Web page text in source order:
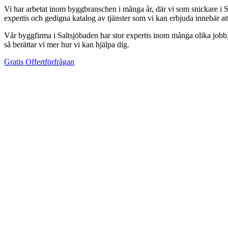
Vi har arbetat inom byggbranschen i många år, där vi som snickare
expertis och gedigna katalog av tjänster som vi kan erbjuda innebär
Vår byggfirma i Saltsjöbaden har stor expertis inom många olika
så berättar vi mer hur vi kan hjälpa dig.
Gratis Offertförfrågan